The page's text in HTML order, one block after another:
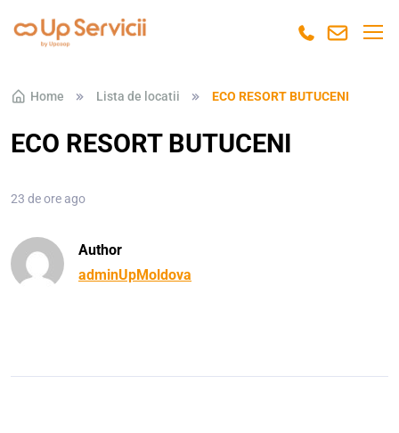
Skip to navigation
Skip to content
Home Lista de locatii ECO RESORT BUTUCENI
ECO RESORT BUTUCENI
23 de ore ago
Author
adminUpMoldova